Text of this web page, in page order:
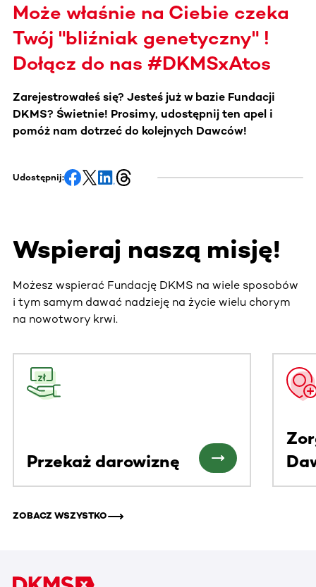
Może właśnie na Ciebie czeka
Twój "bliźniak genetyczny" !
Dołącz do nas #DKMSxAtos
Zarejestrowałeś się? Jesteś już w bazie Fundacji
DKMS? Świetnie! Prosimy, udostępnij ten apel i
pomóż nam dotrzeć do kolejnych Dawców!
Udostępnij:
Wspieraj naszą misję!
Możesz wspierać Fundację DKMS na wiele sposobów
i tym samym dawać nadzieję na życie wielu chorym
na nowotwory krwi.
Przekaż darowiznę
ZOBACZ WSZYSTKO